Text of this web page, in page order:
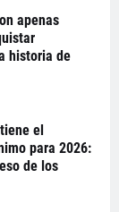
apenas
historia de
el
para 2026:
de los